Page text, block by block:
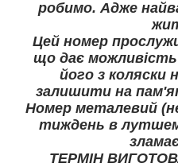
робимо. Адже
Цей номер
що дає
його з коляски
залишити на
Номер металевий
тиждень в лутшем
ТЕРМІН